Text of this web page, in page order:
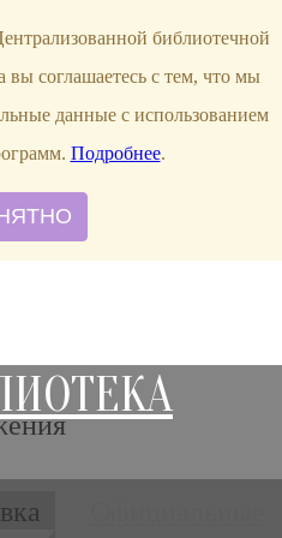
библиотечной
вы соглашаетесь с тем, что мы
данные с использованием
Подробнее.